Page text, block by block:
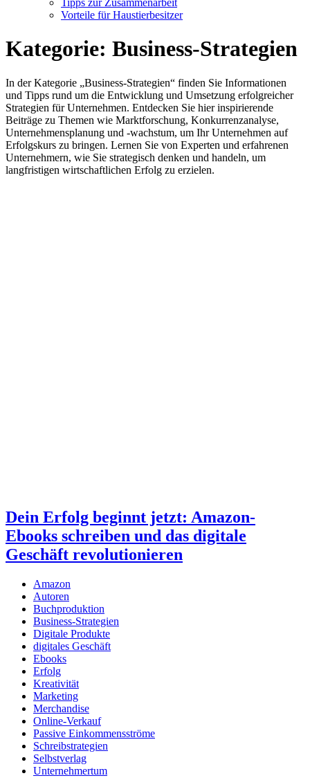
Vorteile für Haustierbesitzer
Kategorie: Business-Strategien
In der Kategorie „Business-Strategien“ finden Sie Informationen
und Tipps rund um die Entwicklung und Umsetzung erfolgreicher
Strategien für Unternehmen. Entdecken Sie hier inspirierende
Beiträge zu Themen wie Marktforschung, Konkurrenzanalyse,
Unternehmensplanung und -wachstum, um Ihr Unternehmen auf
Erfolgskurs zu bringen. Lernen Sie von Experten und erfahrenen
Unternehmern, wie Sie strategisch denken und handeln, um
langfristigen wirtschaftlichen Erfolg zu erzielen.
Dein Erfolg beginnt jetzt: Amazon-
Ebooks schreiben und das digitale
Geschäft revolutionieren
Amazon
Autoren
Buchproduktion
Business-Strategien
Digitale Produkte
digitales Geschäft
Ebooks
Erfolg
Kreativität
Marketing
Merchandise
Online-Verkauf
Passive Einkommensströme
Schreibstrategien
Selbstverlag
Unternehmertum